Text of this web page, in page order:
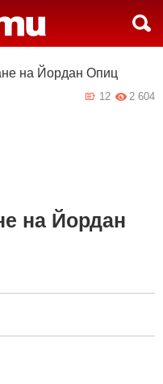
на Йордан Опиц
2 604
12
на Йордан